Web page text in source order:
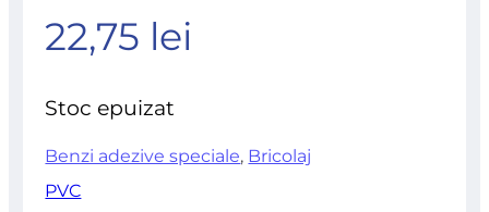
la
22,75 lei
Stoc epuizat
Benzi adezive speciale, Bricolaj
PVC